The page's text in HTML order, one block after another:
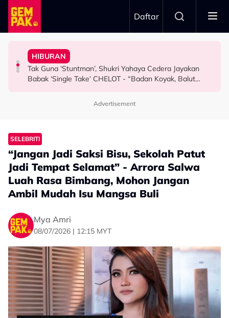
Skip to main content
Daftar
HIBURAN
Netizen Restu! Semua Tak Sabar Nak Saksikan Kudrat
1968
HIBURAN
Tak Guna ‘Stuntman’, Shukri Yahaya Cedera Jayakan
Babak ‘Single Take’ CHELOT - “Badan Koyak, Balut
HIBURAN
Bawa Anak Ke Klinik, Syasya Rizal Terkejut Dikenali
Doktor
HIBURAN
Aisha Retno Terkilan ‘Tak Adil’ Didakwa Hasil Ciptaan AI
- “Penat-Penat Nangis…”
Advertisement
SELEBRITI
“Jangan Jadi Saksi Bisu, Sekolah Patut
Jadi Tempat Selamat” - Arrora Salwa
Luah Rasa Bimbang, Mohon Jangan
Ambil Mudah Isu Mangsa Buli
Mya Amri
08/07/2026 | 12:15 MYT